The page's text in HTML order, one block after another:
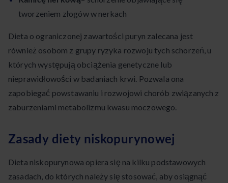
tworzeniem złogów w nerkach
Dieta o ograniczonej zawartości puryn zalecana jest
również osobom z grupy ryzyka rozwoju tych schorzeń, u
których występują obciążenia genetyczne lub
nieprawidłowości w badaniach krwi. Pozwala ona
zapobiegać powstawaniu i rozwojowi chorób związanych z
zaburzeniami metabolizmu kwasu moczowego.
Zasady diety niskopurynowej
Dieta niskopurynowa opiera się na kilku podstawowych
zasadach, do których należy się stosować, aby osiągnąć